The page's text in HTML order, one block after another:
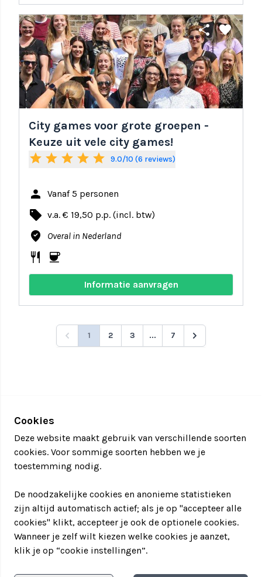
share favorite
City games voor grote groepen -
Keuze uit vele city games!
star star star star star 9.0/10 (6 reviews)
person Vanaf 5 personen
local_offer v.a. € 19,50 p.p. (incl. btw)
where_to_vote Overal in Nederland
restaurant coffee
Informatie aanvragen
1 2 3 ... 7
Cookies
Deze website maakt gebruik van verschillende soorten
cookies. Voor sommige soorten hebben we je
toestemming nodig.
De noodzakelijke cookies en anonieme statistieken
zijn altijd automatisch actief; als je op "accepteer alle
cookies" klikt, accepteer je ook de optionele cookies.
Wanneer je zelf wilt kiezen welke cookies je aanzet,
klik je op “cookie instellingen”.